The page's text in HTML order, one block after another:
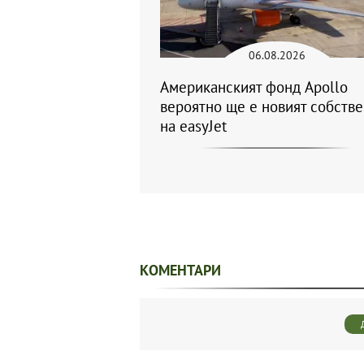
06.08.2026
Американският фонд Apollo
вероятно ще е новият
на easyJet
КОМЕНТАРИ